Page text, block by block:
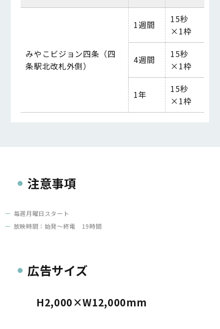
みやこビジョン四条（四
条駅北改札外側）
1週間
15秒
×1枠
4週間
15秒
×1枠
1年
15秒
×1枠
注意事項
毎週月曜日スタート
放映時間：始発～終電 19時間
広告サイズ
H2,000×W12,000mm